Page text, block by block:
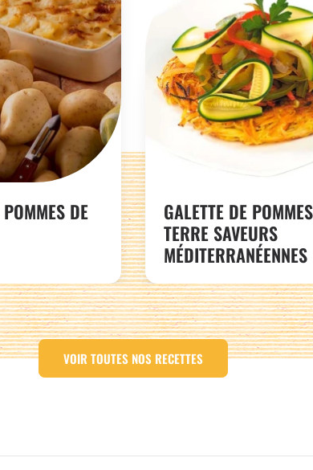
DE
GALETTE DE
TERRE SAVEURS
MÉDITERRANÉENNES
VOIR TOUTES NOS RECETTES